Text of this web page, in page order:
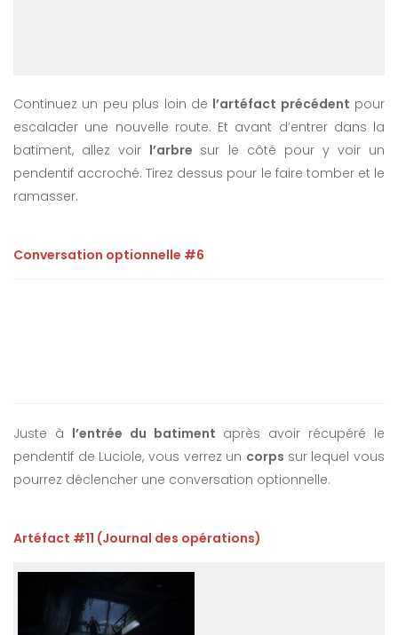
Continuez un peu plus loin de l’artéfact précédent pour
escalader une nouvelle route. Et avant d’entrer dans la
batiment, allez voir l’arbre sur le côté pour y voir un
pendentif accroché. Tirez dessus pour le faire tomber et le
ramasser.
Conversation optionnelle #6
Juste à l’entrée du batiment après avoir récupéré le
pendentif de Luciole, vous verrez un corps sur lequel vous
pourrez déclencher une conversation optionnelle.
Artéfact #11 (Journal des opérations)